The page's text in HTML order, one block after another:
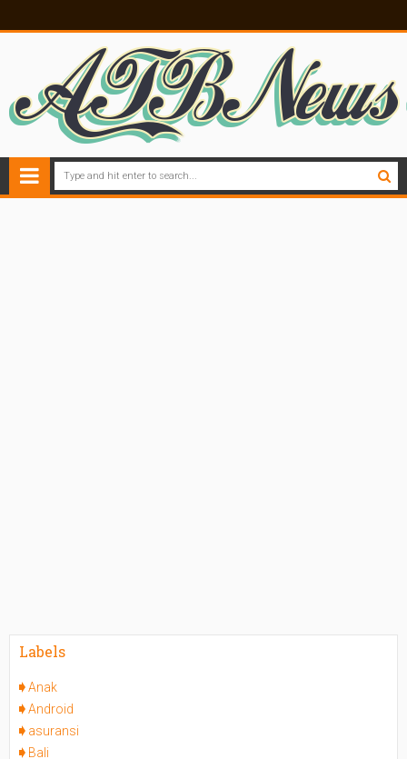
Labels
Anak
Android
asuransi
Bali